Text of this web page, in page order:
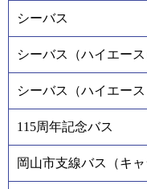
シーバス
シーバス（ハイエース
シーバス（ハイエー
115周年記念バス
岡山市支線バス（キャ